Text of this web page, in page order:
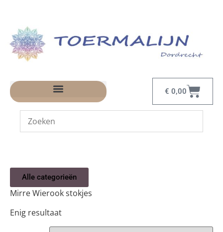
€ 0,00
Alle categorieën
Mirre Wierook stokjes
Enig resultaat